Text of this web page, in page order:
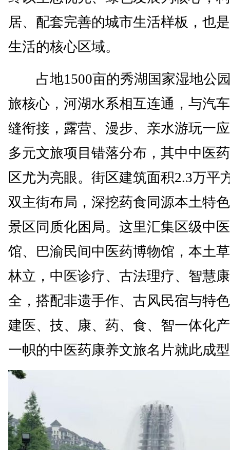
居、配套完善的城市生活样板，也
生活的核心区域。
占地1500亩的秀湖国家湿地公
旅核心，河湖水系相互连通，与汽
缝衔接，露营、漫步、亲水游玩一
多元文旅项目错落分布，其中中医
区尤为亮眼。街区建筑面积2.3万平
双主街布局，深挖药食同源本土特
景区同质化困局。这里汇集区级中
馆、巴渝民间中医药博物馆，本土
林立，中医诊疗、古法理疗、智慧
全，搭配非遗手作、古风民宿与特
建医、技、康、药、食、智一体化
一帜的中医药康养文旅名片就此成